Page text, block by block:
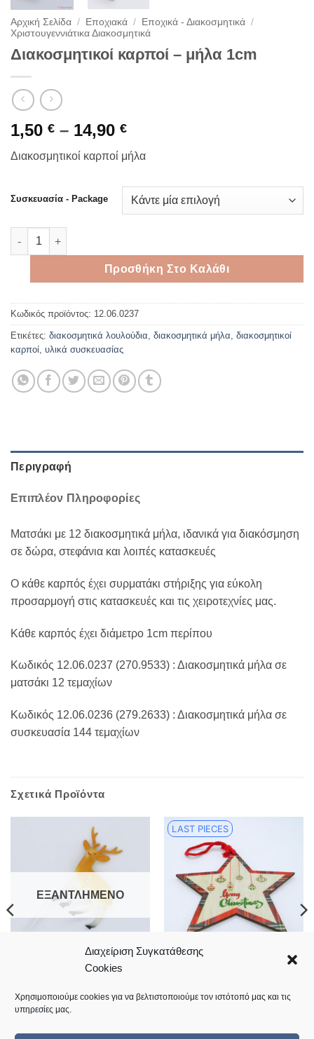
Διαχείριση Συγκατάθεσης
Cookies
Χρησιμοποιούμε cookies για να βελτιστοποιούμε τον ιστότοπό μας και τις
υπηρεσίες μας.
Αρχική Σελίδα / Εποχιακά / Εποχικά - Διακοσμητικά /
Χριστουγεννιάτικα Διακοσμητικά
Διακοσμητικοί καρποί – μήλα 1cm
1,50 € – 14,90 €Price
range:
1,50 €
14,90 €
Διακοσμητικοί καρποί μήλα
Συσκευασία - Package
Διακοσμητικοί καρποί - μήλα 1cm ποσότητα
Προσθήκη Στο Καλάθι
Κωδικός προϊόντος: 12.06.0237
Ετικέτες: διακοσμητικά λουλούδια, διακοσμητικά μήλα, διακοσμητικοί
καρποί, υλικά συσκευασίας
Περιγραφή
Επιπλέον Πληροφορίες
Ματσάκι με 12 διακοσμητικά μήλα, ιδανικά για διακόσμηση
σε δώρα, στεφάνια και λοιπές κατασκευές
Ο κάθε καρπός έχει συρματάκι στήριξης για εύκολη
προσαρμογή στις κατασκευές και τις χειροτεχνίες μας.
Κάθε καρπός έχει διάμετρο 1cm περίπου
Κωδικός 12.06.0237 (270.9533) : Διακοσμητικά μήλα σε
ματσάκι 12 τεμαχίων
Κωδικός 12.06.0236 (279.2633) : Διακοσμητικά μήλα σε
συσκευασία 144 τεμαχίων
Σχετικά Προϊόντα
ΕΞΑΝΤΛΗΜΈΝΟ
Ελαφάκι πλαστικό με
1,00€
LAST PIECES
3,40€